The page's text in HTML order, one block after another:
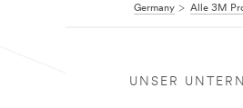
Germany Alle 3M
UNSER